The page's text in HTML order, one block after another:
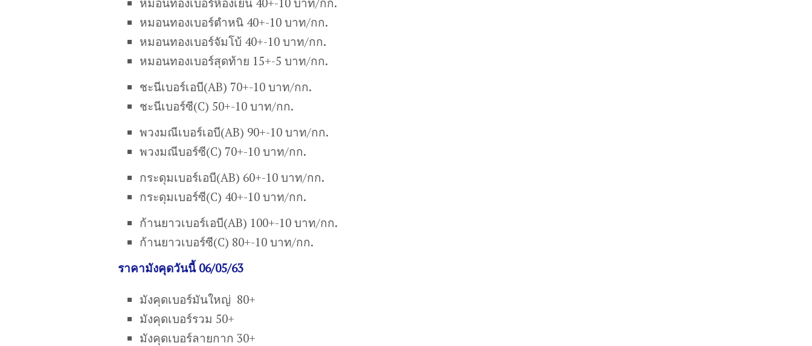
หมอนทองเบอร์ตำหนิ 40+-10 บาท/กก.
หมอนทองเบอร์จัมโบ้ 40+-10 บาท/กก.
หมอนทองเบอร์สุดท้าย 15+-5 บาท/กก.
ชะนีเบอร์เอบี(AB) 70+-10 บาท/กก.
ชะนีเบอร์ซี(C) 50+-10 บาท/กก.
พวงมณีเบอร์เอบี(AB) 90+-10 บาท/กก.
พวงมณีบอร์ซี(C) 70+-10 บาท/กก.
กระดุมเบอร์เอบี(AB) 60+-10 บาท/กก.
กระดุมเบอร์ซี(C) 40+-10 บาท/กก.
ก้านยาวเบอร์เอบี(AB) 100+-10 บาท/กก.
ก้านยาวเบอร์ซี(C) 80+-10 บาท/กก.
ราคามังคุดวันนี้ 06/05/63
มังคุดเบอร์มันใหญ่ 80+
มังคุดเบอร์รวม 50+
มังคุดเบอร์ลายกาก 30+